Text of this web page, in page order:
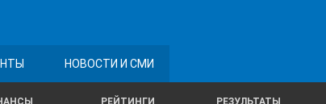
НОВОСТИ И СМИ
РЕЙТИНГИ РЕЗУЛЬТАТЫ